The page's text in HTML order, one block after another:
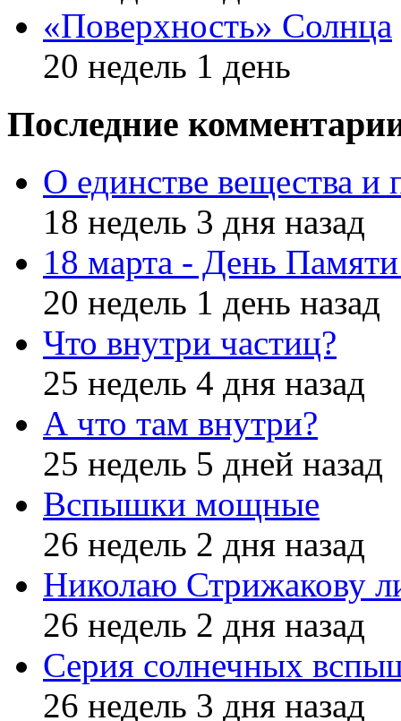
«Поверхность» Солнца
20 недель 1 день
Последние
О единстве вещества и
18 недель 3 дня назад
18 марта - День
20 недель 1 день назад
Что внутри частиц?
25 недель 4 дня назад
А что там внутри?
25 недель 5 дней назад
Вспышки мощные
26 недель 2 дня назад
Николаю Стрижакову
26 недель 2 дня назад
Серия солнечных
26 недель 3 дня назад